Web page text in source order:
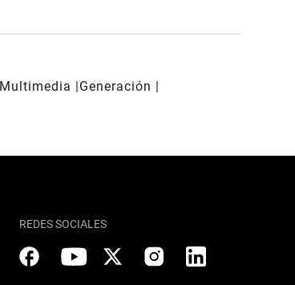
Multimedia
Generación
REDES SOCIALES